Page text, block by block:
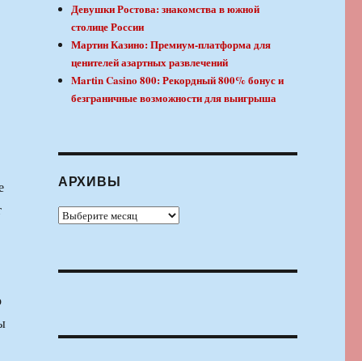
Девушки Ростова: знакомства в южной
столице России
Мартин Казино: Премиум-платформа для
ценителей азартных развлечений
Martin Casino 800: Рекордный 800% бонус и
безграничные возможности для выигрыша
АРХИВЫ
Архивы